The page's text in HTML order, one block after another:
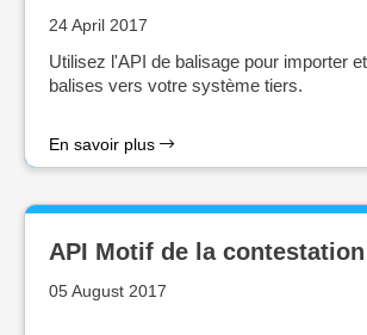
24 April 2017
Utilisez l'API de balisage pour importer
balises vers votre système tiers.
En savoir plus
API Motif de la contestation
05 August 2017